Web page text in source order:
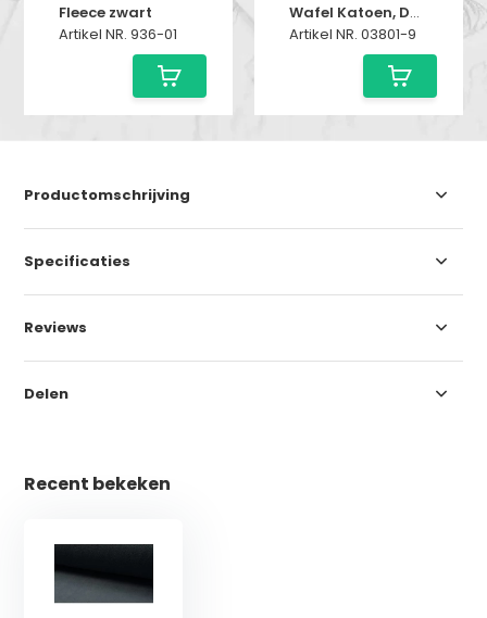
Fleece zwart
Artikel NR. 936-01
Wafel Katoen, Donkergrijs
Artikel NR. 03801-9
Productomschrijving
Specificaties
Reviews
Delen
Recent bekeken